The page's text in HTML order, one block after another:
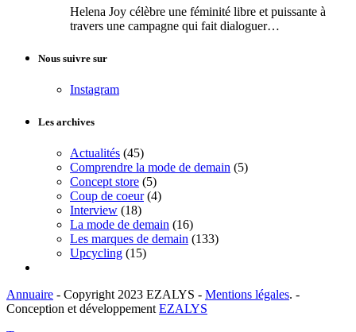
Helena Joy célèbre une féminité libre et puissante à
travers une campagne qui fait dialoguer…
Nous suivre sur
Instagram
Les archives
Actualités (45)
Comprendre la mode de demain (5)
Concept store (5)
Coup de coeur(4)
Interview (18)
La mode de demain (16)
Les marques de demain (133)
Upcycling (15)
Annuaire - Copyright 2023 EZALYS - Mentions légales. -
Conception et développement EZALYS